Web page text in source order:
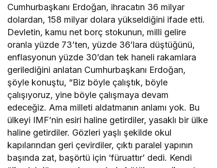
Cumhurbaşkanı Erdoğan, ihracatın 36 milyar
dolardan, 158 milyar dolara yükseldiğini ifade etti.
Devletin, kamu net borç stokunun, milli gelire
oranla yüzde 73’ten, yüzde 36’lara düştüğünü,
enflasyonun yüzde 30’dan tek haneli rakamlara
gerilediğini anlatan Cumhurbaşkanı Erdoğan,
şöyle konuştu, “Biz böyle çalıştık, böyle
çalışıyoruz, yine böyle çalışmaya devam
edeceğiz. Ama milleti aldatmanın anlamı yok. Bu
ülkeyi IMF’nin esiri haline getirdiler, yasaklı bir ülke
haline getirdiler. Gözleri yaşlı şekilde okul
kapılarından geri çevirdiler, çıktı paralel yapının
başında zat, başörtü için ‘füruattır’ dedi. Kendi